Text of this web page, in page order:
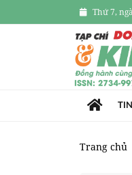
Thứ 7,
Trang chủ